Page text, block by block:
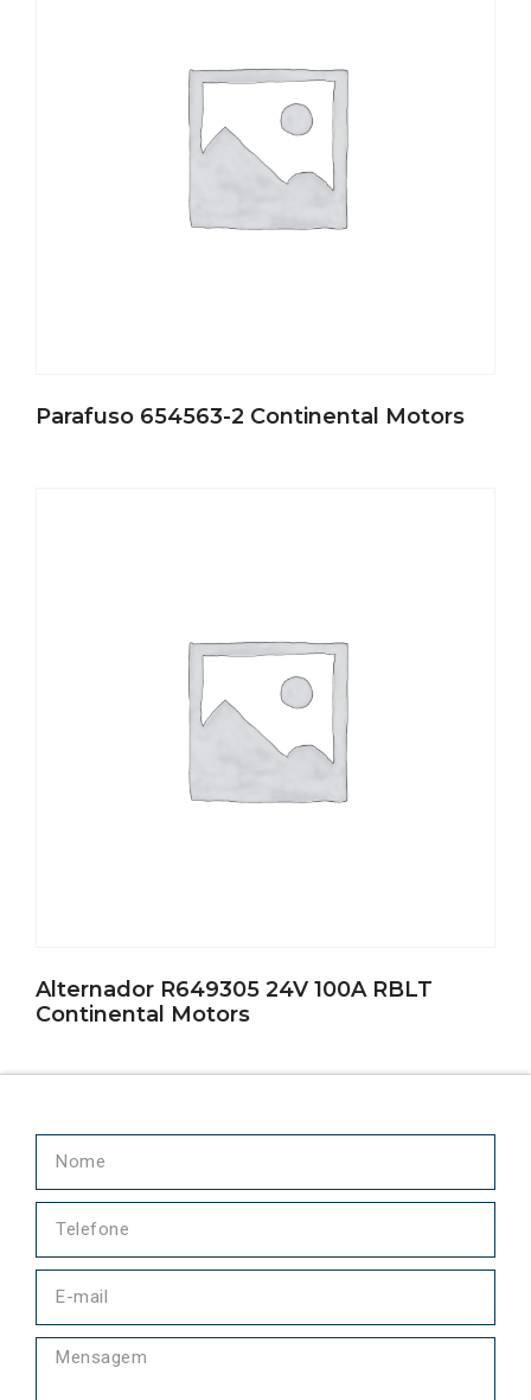
Parafuso 654563-2 Continental Motors
Alternador R649305 24V 100A RBLT
Continental Motors